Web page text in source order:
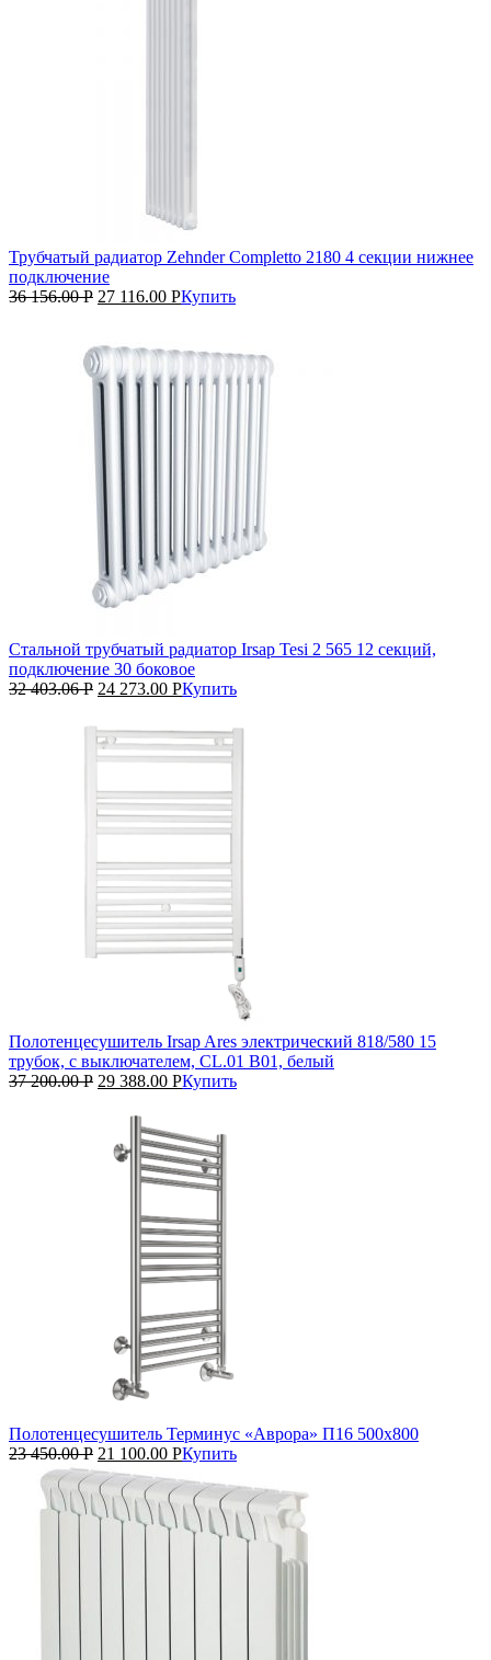
Трубчатый радиатор Zehnder Completto 2180 4 секции нижнее
подключение
36 156.00Р 27 116.00 РКупить
Стальной трубчатый радиатор Irsap Tesi 2 565 12 секций,
подключение 30 боковое
32 403.06Р 24 273.00 РКупить
Полотенцесушитель Irsap Ares электрический 818/580 15
трубок, с выключателем, CL.01 B01, белый
37 200.00Р 29 388.00 РКупить
Полотенцесушитель Терминус «Аврора» П16 500х800
23 450.00Р 21 100.00 РКупить